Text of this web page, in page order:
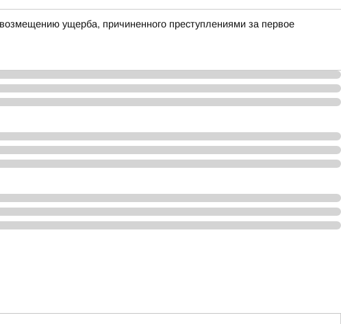
ущерба, причиненного преступлениями за первое